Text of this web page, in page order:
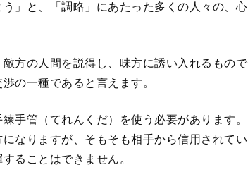
」と、「調略」にあたった多くの人々の、心
方の人間を説得し、味方に誘い入れるもので
の一種であると言えます。
手管（てれんくだ）を使う必要があります。
なりますが、そもそも相手から信用されてい
ることはできません。